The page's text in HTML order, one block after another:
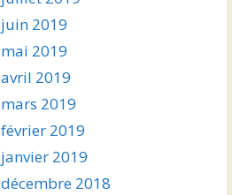
juin 2019
mai 2019
avril 2019
mars 2019
février 2019
janvier 2019
décembre 2018